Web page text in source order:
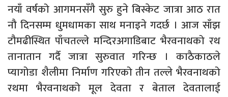
नयाँ वर्षको आगमनसँगै सुरु हुने बिस्केट जात्रा आठ रात
नौ दिनसम्म धुमधामका साथ मनाइने गदर्छ । आज साँझ
टौमढीस्थित पाँचतल्ले मन्दिरअगाडिबाट भैरवनाथको रथ
तानातान गर्दै जात्रा सुरुवात गरिन्छ । काठैकाठले
प्यागोडा शैलीमा निर्माण गरिएको तीन तल्ले भैरवनाथको
रथमा भैरवनाथको मूल देवता र बेताल देवतालाई